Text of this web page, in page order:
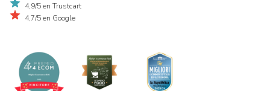
4,9/5 en Trustcart
4,7/5 en Google